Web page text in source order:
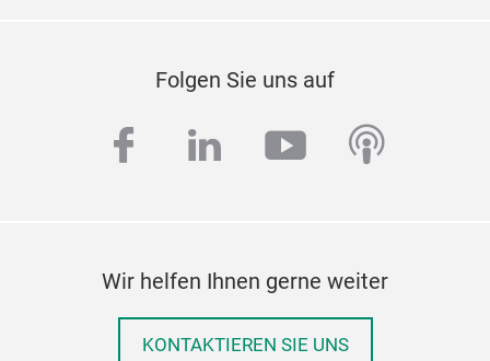
Folgen Sie uns auf
facebook
linkedinyoutube
Wir helfen Ihnen gerne weiter
KONTAKTIEREN SIE UNS